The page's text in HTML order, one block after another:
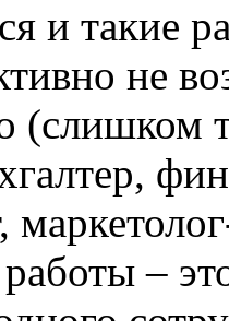
и такие
не
(слишком
работы –